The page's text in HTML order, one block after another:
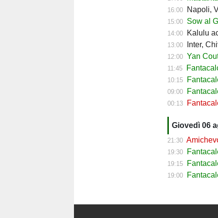
16:00 Napoli,
15:00 Sow al
14:00 Kalulu
13:00 Inter,
12:00 Yan
11:45
10:15
09:00
00:13
Giovedì 06
21:30
19:30
19:15
19:00